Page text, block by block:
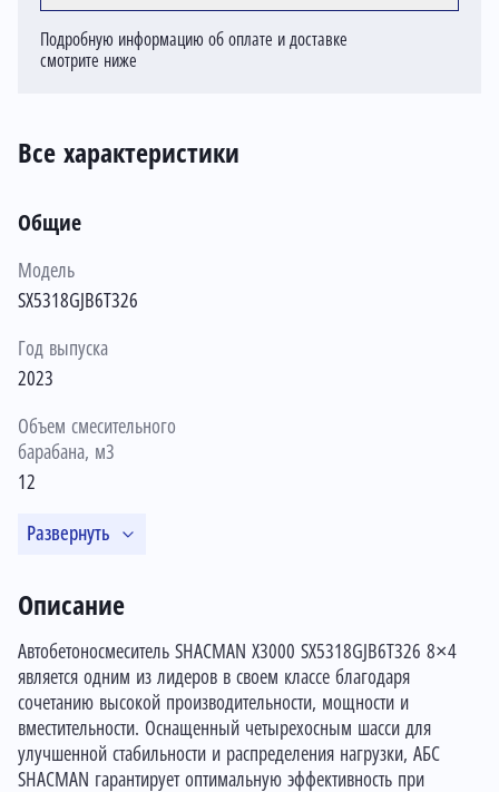
Подробную информацию об оплате и доставке
смотрите ниже
Все характеристики
Общие
Модель
SX5318GJB6T326
Год выпуска
2023
Объем смесительного
барабана, м3
12
Развернуть
Описание
Автобетоносмеситель SHACMAN X3000 SX5318GJB6T326 8×4
является одним из лидеров в своем классе благодаря
сочетанию высокой производительности, мощности и
вместительности. Оснащенный четырехосным шасси для
улучшенной стабильности и распределения нагрузки, АБС
SHACMAN гарантирует оптимальную эффективность при